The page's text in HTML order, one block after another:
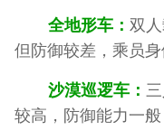
全地形车： 双
但防御较差，乘员身
沙漠巡逻车：
较高，防御能力一般